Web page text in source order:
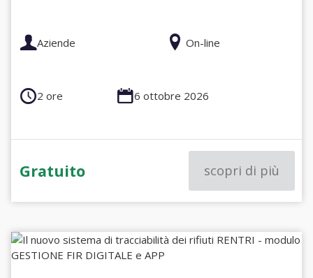
Aziende On-line
2 ore 6 ottobre 2026
Gratuito scopri di più